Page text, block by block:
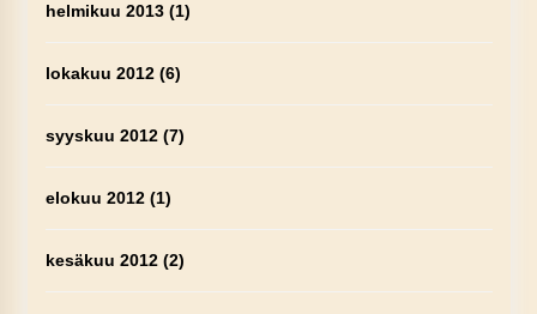
helmikuu 2013(1)
lokakuu 2012(6)
syyskuu 2012(7)
elokuu 2012(1)
kesäkuu 2012(2)